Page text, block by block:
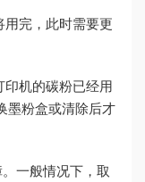
完，此时需要更
机的碳粉已经用
墨粉盒或清除后才
一般情况下，取